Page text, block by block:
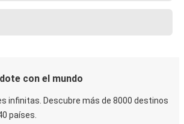
con el mundo
infinitas. Descubre más de 8000 destinos
países.